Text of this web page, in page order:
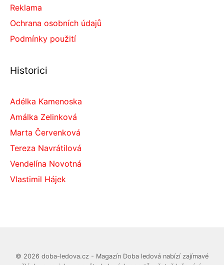
Reklama
Ochrana osobních údajů
Podmínky použití
Historici
Adélka Kamenoska
Amálka Zelinková
Marta Červenková
Tereza Navrátilová
Vendelína Novotná
Vlastimil Hájek
© 2026 doba-ledova.cz - Magazín Doba ledová nabízí zajímavé